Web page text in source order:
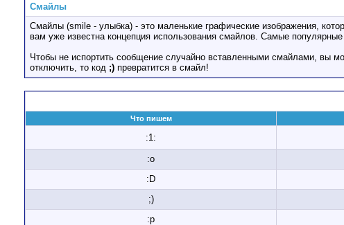
Смайлы
Смайлы (smile - улыбка) - это маленькие графические изображения,
вам уже известна концепция использования смайлов. Самые
Чтобы не испортить сообщение случайно вставленными смайлами, вы
отключить, то код ;) превратится в смайл!
Что пишем
:1:
:o
:D
;)
:p